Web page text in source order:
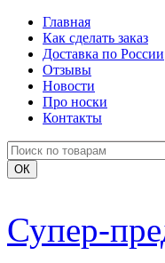
Главная
Как сделать заказ
Доставка по России
Отзывы
Новости
Про носки
Контакты
Супер-